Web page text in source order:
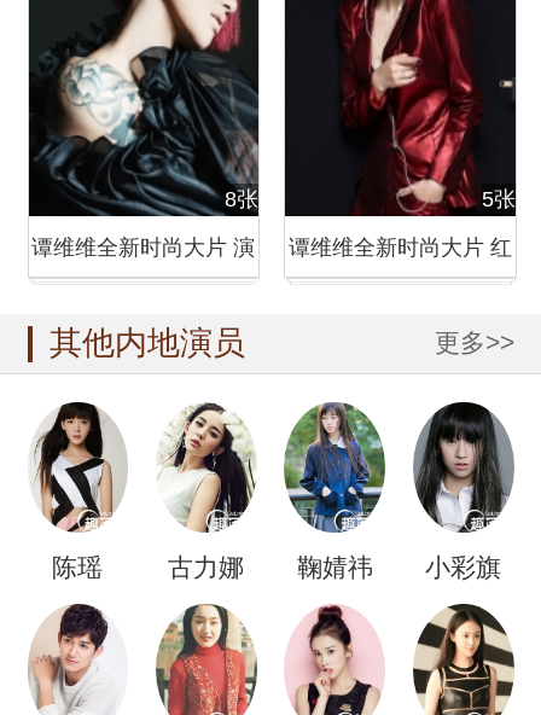
8张
谭维维全新时尚大片 演
5张
谭维维全新时尚大片 红
其他内地演员 更多>>
陈瑶 古力娜
扎
鞠婧祎 小彩旗